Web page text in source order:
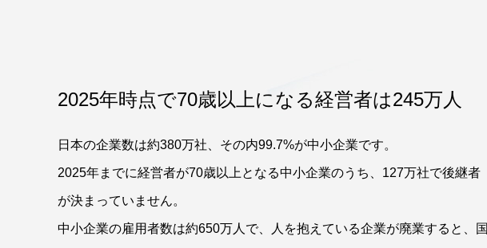
2025年時点で70歳以上になる経営者は245万人
日本の企業数は約380万社、その内99.7%が中小企業です。
2025年までに経営者が70歳以上となる中小企業のうち、127万社で後継者
が決まっていません。
中小企業の雇用者数は約650万人で、人を抱えている企業が廃業すると、国